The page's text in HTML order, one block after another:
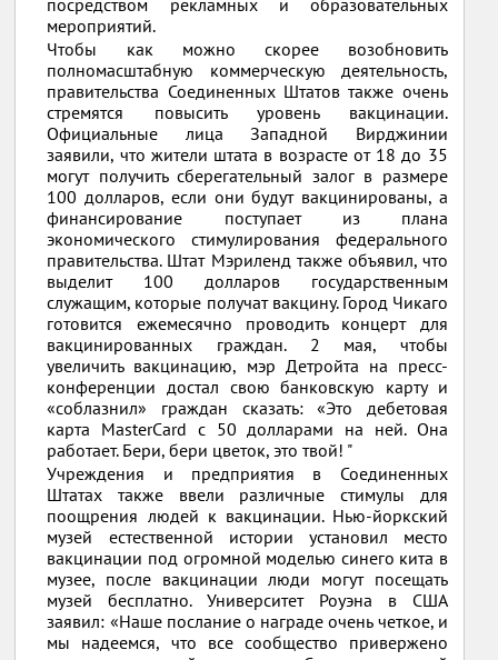
посредством рекламных и образовательных
мероприятий.
Чтобы как можно скорее возобновить
полномасштабную коммерческую деятельность,
правительства Соединенных Штатов также очень
стремятся повысить уровень вакцинации.
Официальные лица Западной Вирджинии
заявили, что жители штата в возрасте от 18 до 35
могут получить сберегательный залог в размере
100 долларов, если они будут вакцинированы, а
финансирование поступает из плана
экономического стимулирования федерального
правительства. Штат Мэриленд также объявил, что
выделит 100 долларов государственным
служащим, которые получат вакцину. Город Чикаго
готовится ежемесячно проводить концерт для
вакцинированных граждан. 2 мая, чтобы
увеличить вакцинацию, мэр Детройта на пресс-
конференции достал свою банковскую карту и
«соблазнил» граждан сказать: «Это дебетовая
карта MasterCard с 50 долларами на ней. Она
работает. Бери, бери цветок, это твой! "
Учреждения и предприятия в Соединенных
Штатах также ввели различные стимулы для
поощрения людей к вакцинации. Нью-йоркский
музей естественной истории установил место
вакцинации под огромной моделью синего кита в
музее, после вакцинации люди могут посещать
музей бесплатно. Университет Роуэна в США
заявил: «Наше послание о награде очень четкое, и
мы надеемся, что все сообщество привержено